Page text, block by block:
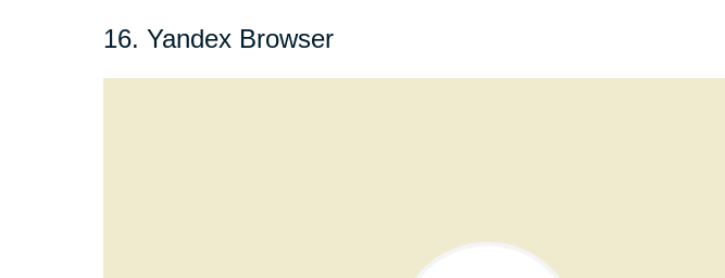
16. Yandex Browser